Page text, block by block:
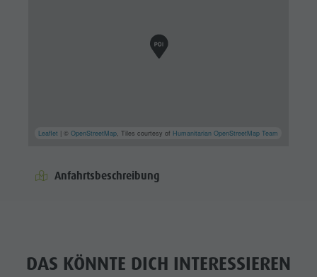
Leaflet | ©OpenStreetMap, Tiles courtesy of Humanitarian OpenStreetMap Team
Anfahrtsbeschreibung
DAS KÖNNTE DICH INTERESSIEREN